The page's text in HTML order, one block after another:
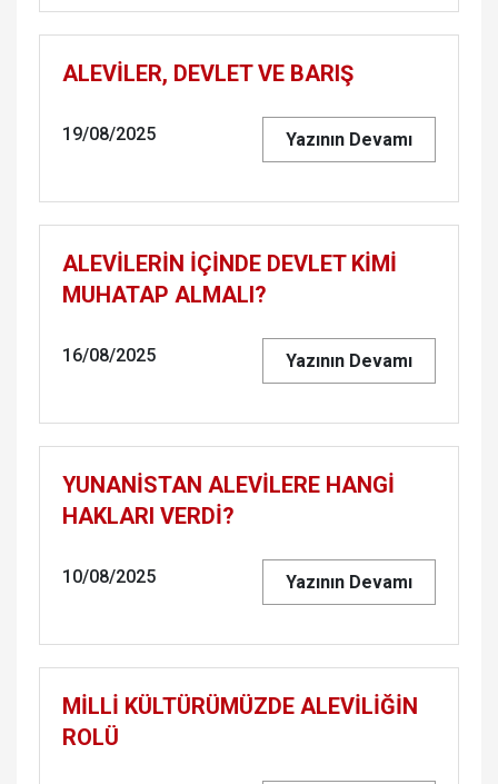
ALEVİLER, DEVLET VE BARIŞ
19/08/2025 Yazının Devamı
ALEVİLERİN İÇİNDE DEVLET KİMİ
MUHATAP ALMALI?
16/08/2025 Yazının Devamı
YUNANİSTAN ALEVİLERE HANGİ
HAKLARI VERDİ?
10/08/2025 Yazının Devamı
MİLLİ KÜLTÜRÜMÜZDE ALEVİLİĞİN
ROLÜ